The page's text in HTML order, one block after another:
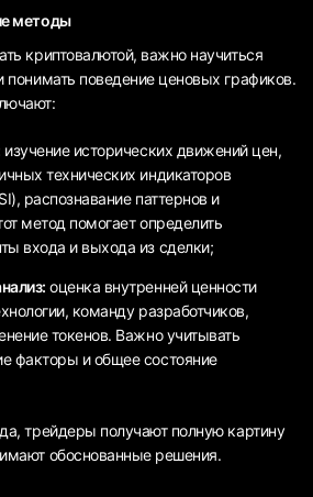
методы
криптовалютой, важно научиться
понимать поведение ценовых графиков.
изучение исторических движений цен,
технических индикаторов
распознавание паттернов и
метод помогает определить
входа и выхода из сделки;
оценка внутренней ценности
команду разработчиков,
токенов. Важно учитывать
факторы и общее состояние
трейдеры получают полную картину
обоснованные решения.